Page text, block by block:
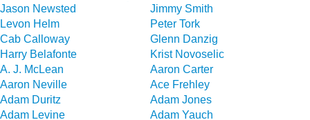
Jason Newsted
Jimmy Smith
Levon Helm
Peter Tork
Cab Calloway
Glenn Danzig
Harry Belafonte
Krist Novoselic
A. J. McLean
Aaron Carter
Aaron Neville
Ace Frehley
Adam Duritz
Adam Jones
Adam Levine
Adam Yauch